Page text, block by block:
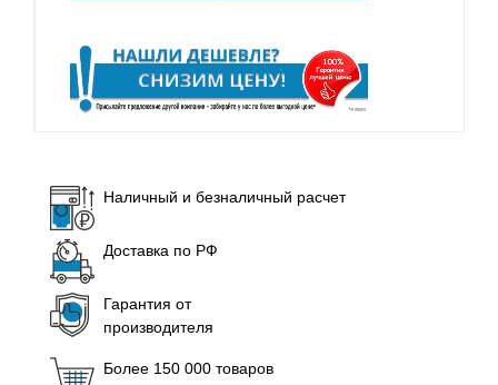
Наличный и безналичный расчет
Доставка по РФ
Гарантия от
производителя
Более 150 000 товаров